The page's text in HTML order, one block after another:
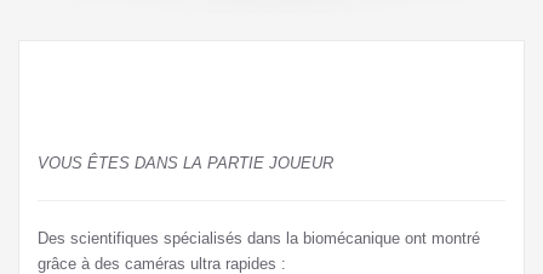
VOUS ÊTES DANS LA PARTIE JOUEUR
Des scientifiques spécialisés dans la biomécanique ont montré
grâce à des caméras ultra rapides :